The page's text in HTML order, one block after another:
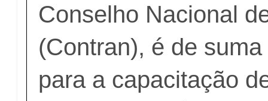
Conselho Nacional
(Contran), é de
para a capacitação